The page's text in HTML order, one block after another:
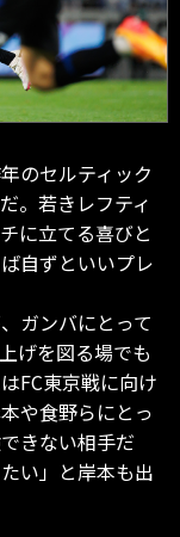
のセルティック
。若きレフティ
に立てる喜びと
自ずといいプレ
ガンバにとって
げを図る場でも
FC東京戦に向け
や食野らにとっ
きない相手だ
い」と岸本も出